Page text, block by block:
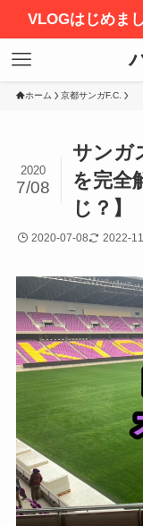
VLOGはじめま
ホーム 京都サンガF.C.
サンガ
を完全
じ？】
2020
7/08
2020-07-08 2022-